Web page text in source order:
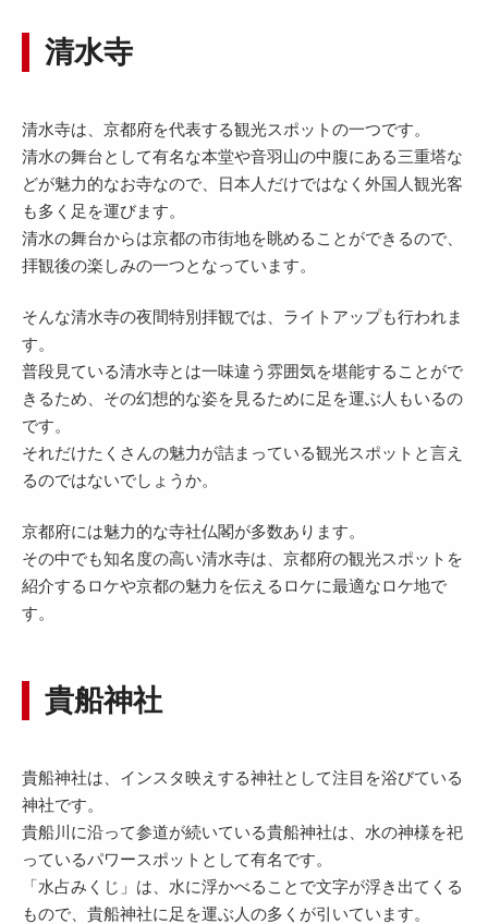
清水寺
清水寺は、京都府を代表する観光スポットの一つです。
清水の舞台として有名な本堂や音羽山の中腹にある三重塔な
どが魅力的なお寺なので、日本人だけではなく外国人観光客
も多く足を運びます。
清水の舞台からは京都の市街地を眺めることができるので、
拝観後の楽しみの一つとなっています。
そんな清水寺の夜間特別拝観では、ライトアップも行われま
す。
普段見ている清水寺とは一味違う雰囲気を堪能することがで
きるため、その幻想的な姿を見るために足を運ぶ人もいるの
です。
それだけたくさんの魅力が詰まっている観光スポットと言え
るのではないでしょうか。
京都府には魅力的な寺社仏閣が多数あります。
その中でも知名度の高い清水寺は、京都府の観光スポットを
紹介するロケや京都の魅力を伝えるロケに最適なロケ地で
す。
貴船神社
貴船神社は、インスタ映えする神社として注目を浴びている
神社です。
貴船川に沿って参道が続いている貴船神社は、水の神様を祀
っているパワースポットとして有名です。
「水占みくじ」は、水に浮かべることで文字が浮き出てくる
もので、貴船神社に足を運ぶ人の多くが引いています。